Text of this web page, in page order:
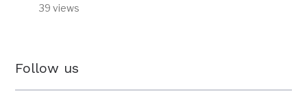
39 views
Follow us